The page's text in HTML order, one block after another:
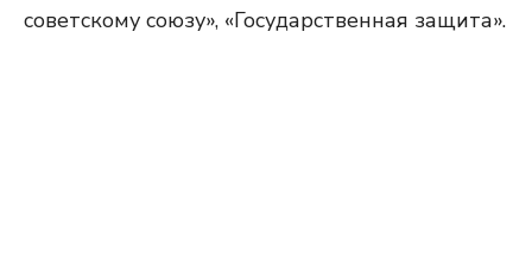
советскому союзу», «Государственная защита».